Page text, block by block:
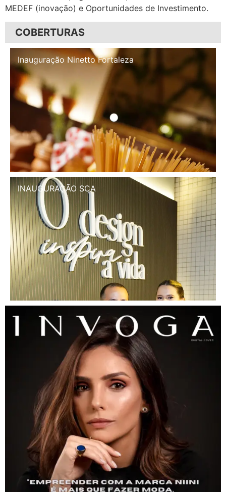
MEDEF (inovação) e Oportunidades de Investimento.
COBERTURAS
Inauguração Illa Café
INAUGURAÇÃO SCA